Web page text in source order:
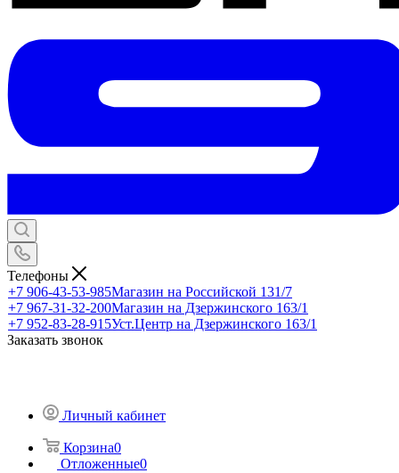
Телефоны
+7 906-43-53-985Магазин на Российской 131/7
+7 967-31-32-200Магазин на Дзержинского 163/1
+7 952-83-28-915Уст.Центр на Дзержинского 163/1
Заказать звонок
Личный кабинет
Корзина0
Отложенные0